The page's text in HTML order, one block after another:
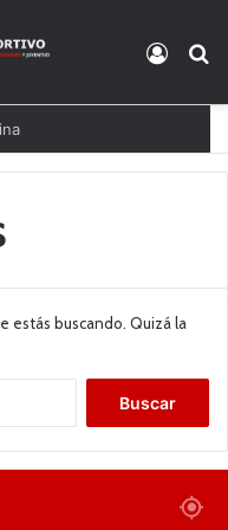
estás buscando. Quizá la